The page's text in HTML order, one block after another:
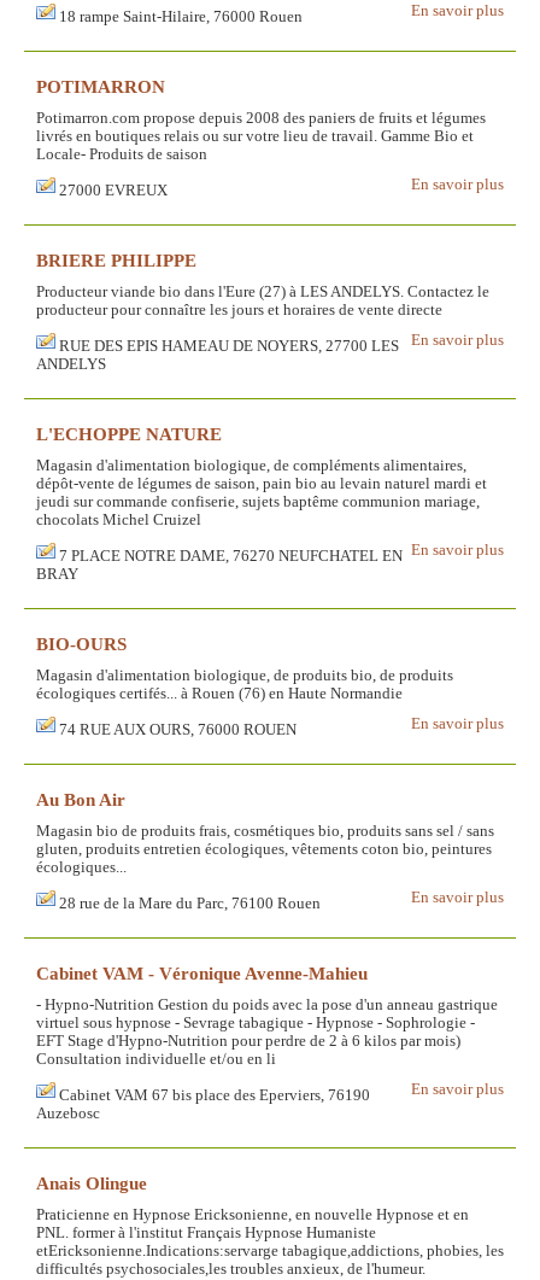
En savoir plus
18 rampe Saint-Hilaire, 76000 Rouen
POTIMARRON
Potimarron.com propose depuis 2008 des paniers de fruits et légumes
livrés en boutiques relais ou sur votre lieu de travail. Gamme Bio et
Locale- Produits de saison
En savoir plus
27000 EVREUX
BRIERE PHILIPPE
Producteur viande bio dans l'Eure (27) à LES ANDELYS. Contactez le
producteur pour connaître les jours et horaires de vente directe
En savoir plus
RUE DES EPIS HAMEAU DE NOYERS, 27700 LES
ANDELYS
L'ECHOPPE NATURE
Magasin d'alimentation biologique, de compléments alimentaires,
dépôt-vente de légumes de saison, pain bio au levain naturel mardi et
jeudi sur commande confiserie, sujets baptême communion mariage,
chocolats Michel Cruizel
En savoir plus
7 PLACE NOTRE DAME, 76270 NEUFCHATEL EN
BRAY
BIO-OURS
Magasin d'alimentation biologique, de produits bio, de produits
écologiques certifés... à Rouen (76) en Haute Normandie
En savoir plus
74 RUE AUX OURS, 76000 ROUEN
Au Bon Air
Magasin bio de produits frais, cosmétiques bio, produits sans sel / sans
gluten, produits entretien écologiques, vêtements coton bio, peintures
écologiques...
En savoir plus
28 rue de la Mare du Parc, 76100 Rouen
Cabinet VAM - Véronique Avenne-Mahieu
- Hypno-Nutrition Gestion du poids avec la pose d'un anneau gastrique
virtuel sous hypnose - Sevrage tabagique - Hypnose - Sophrologie -
EFT Stage d'Hypno-Nutrition pour perdre de 2 à 6 kilos par mois)
Consultation individuelle et/ou en li
En savoir plus
Cabinet VAM 67 bis place des Eperviers, 76190
Auzebosc
Anais Olingue
Praticienne en Hypnose Ericksonienne, en nouvelle Hypnose et en
PNL. former à l'institut Français Hypnose Humaniste
etEricksonienne.Indications:servarge tabagique,addictions, phobies, les
difficultés psychosociales,les troubles anxieux, de l'humeur.